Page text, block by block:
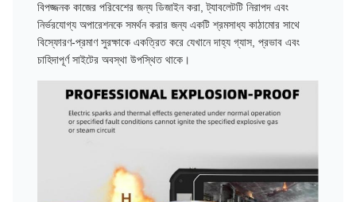
বিপজ্জনক কাজের পরিবেশের জন্য ডিজাইন করা, ট্যাবলেটটি নিরাপদ এবং
নির্ভরযোগ্য অপারেশনকে সমর্থন করার জন্য একটি শ্রমসাধ্য কাঠামোর সাথে
বিস্ফোরণ-প্রমাণ সুরক্ষাকে একত্রিত করে যেখানে দাহ্য গ্যাস, প্রভাব এবং
চাহিদাপূর্ণ সাইটের অবস্থা উপস্থিত থাকে।